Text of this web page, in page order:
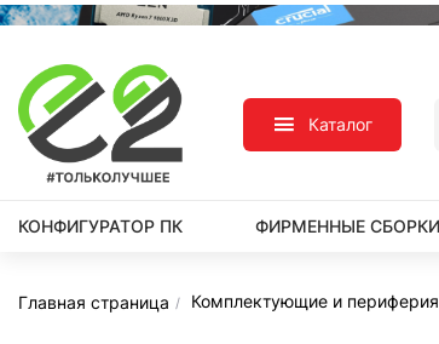
Каталог
КОНФИГУРАТОР ПК ФИРМЕННЫЕ
Главная страница Комплектующие и периферия